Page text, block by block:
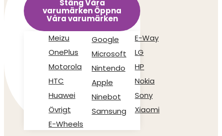
Stäng Våra
varumärkenÖppna
Våra varumärken
Meizu
OnePlus
Motorola
HTC
Huawei
Övrigt
E-Wheels
Google
Microsoft
Nintendo
Apple
Ninebot
Samsung
E-Way
LG
HP
Nokia
Sony
Xiaomi